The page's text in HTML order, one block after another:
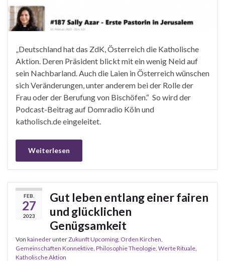
„Deutschland hat das ZdK, Österreich die Katholische
Aktion. Deren Präsident blickt mit ein wenig Neid auf
sein Nachbarland. Auch die Laien in Österreich wünschen
sich Veränderungen, unter anderem bei der Rolle der
Frau oder der Berufung von Bischöfen.“ So wird der
Podcast-Beitrag auf Domradio Köln und
katholisch.de eingeleitet.
Weiterlesen
FEB.
27
2023
Gut leben entlang einer fairen
und glücklichen
Genügsamkeit
Von kainederunterZukunft Upcoming, Orden Kirchen,
Gemeinschaften Konnektive, Philosophie Theologie, Werte Rituale,
Katholische Aktion